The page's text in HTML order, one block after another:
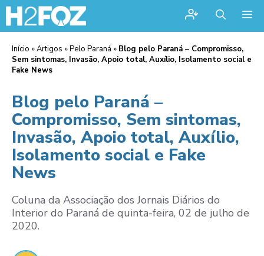
Início »Artigos »Pelo Paraná » Blog pelo Paraná – Compromisso,
Sem sintomas, Invasão, Apoio total, Auxílio, Isolamento social e
Fake News
Blog pelo Paraná –
Compromisso, Sem sintomas,
Invasão, Apoio total, Auxílio,
Isolamento social e Fake
News
Coluna da Associação dos Jornais Diários do
Interior do Paraná de quinta-feira, 02 de julho de
2020.